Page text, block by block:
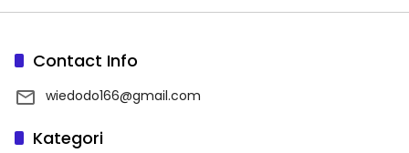
Contact Info
wiedodo166@gmail.com
Kategori